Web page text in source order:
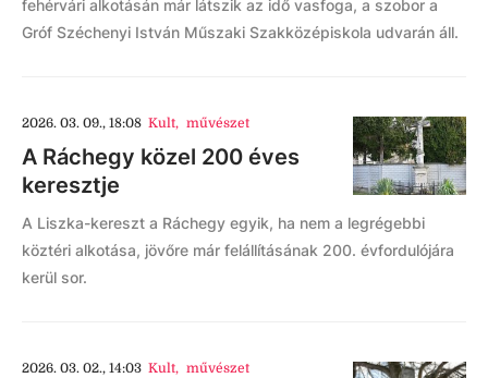
fehérvári alkotásán már látszik az idő vasfoga, a szobor a
Gróf Széchenyi István Műszaki Szakközépiskola udvarán áll.
2026. 03. 09., 18:08 Kult, művészet
A Ráchegy közel 200 éves
keresztje
A Liszka-kereszt a Ráchegy egyik, ha nem a legrégebbi
köztéri alkotása, jövőre már felállításának 200. évfordulójára
kerül sor.
2026. 03. 02., 14:03 Kult, művészet